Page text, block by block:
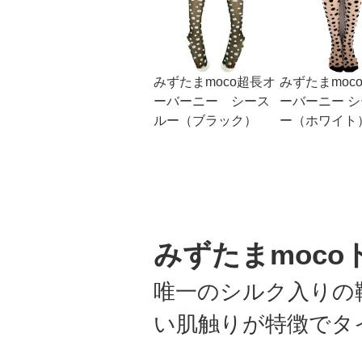
みずたまmoco超長オ
ーバーニー シース
ルー（ブラック）
みずたま
ーバーニー
ー（ホワイト
みずたまmoco
唯一のシルク入り
い肌触りが特徴で